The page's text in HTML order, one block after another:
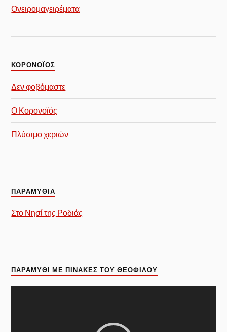
Ονειρομαγειρέματα
ΚΟΡΟΝΟΪΟΣ
Δεν φοβόμαστε
Ο Κορονοϊός
Πλύσιμο χεριών
ΠΑΡΑΜΥΘΙΑ
Στο Νησί της Ροδιάς
ΠΑΡΑΜΎΘΙ ΜΕ ΠΊΝΑΚΕΣ ΤΟΥ ΘΕΌΦΙΛΟΥ